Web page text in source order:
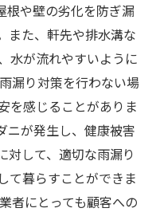
根や壁の劣化を防ぎ漏
また、軒先や排水溝な
水が流れやすいように
漏り対策を行わない場
を感じることがありま
ニが発生し、健康被害
対して、適切な雨漏り
て暮らすことができま
者にとっても顧客への